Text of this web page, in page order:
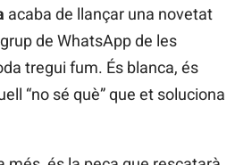
acaba de llançar una novetat
de WhatsApp de les
tregui fum. És blanca, és
“no sé què” que et soluciona